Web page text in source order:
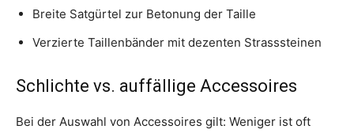
Breite Satgürtel zur Betonung der Taille
Verzierte Taillenbänder mit dezenten Strasssteinen
Schlichte vs. auffällige Accessoires
Bei der Auswahl von Accessoires gilt: Weniger ist oft